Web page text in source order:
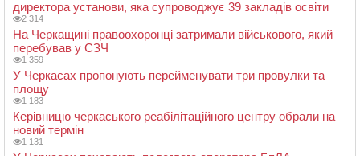
директора установи, яка супроводжує 39 закладів освіти
2 314
На Черкащині правоохоронці затримали військового, який
перебував у СЗЧ
1 359
У Черкасах пропонують перейменувати три провулки та
площу
1 183
Керівницю черкаського реабілітаційного центру обрали на
новий термін
1 131